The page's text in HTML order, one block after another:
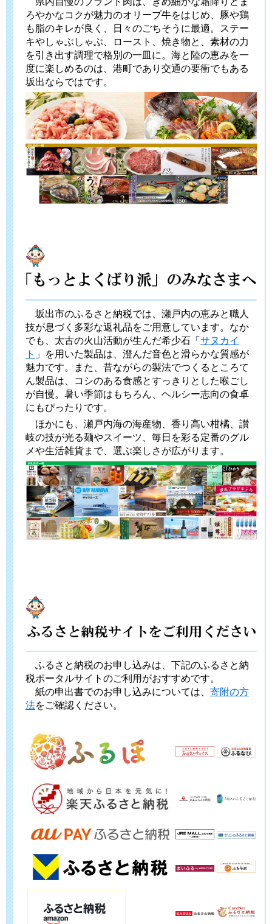
ろやかなコクが魅力のオリーブ牛をはじめ、豚や鶏
も脂のキレが良く、日々のごちそうに最適。ステー
キやしゃぶしゃぶ、ロースト、焼き物と、素材の力
を引き出す調理で格別の一皿に。海と陸の恵みを一
度に楽しめるのは、港町であり交通の要衝でもある
坂出ならではです。
坂出市のふるさと納税では、瀬戸内の恵みと職人
技が息づく多彩な返礼品をご用意しています。なか
でも、太古の火山活動が生んだ希少石「 サヌカイ
ト 」を用いた製品は、澄んだ音色と滑らかな質感が
魅力です。また、昔ながらの製法でつくるところて
ん製品は、コシのある食感とすっきりとした喉ごし
が自慢。暑い季節はもちろん、ヘルシー志向の食卓
にもぴったりです。
ほかにも、瀬戸内海の海産物、香り高い柑橘、讃
岐の技が光る麺やスイーツ、毎日を彩る定番のグル
メや生活雑貨まで、選ぶ楽しさが広がります。
ふるさと納税のお申し込みは、下記のふるさと納
税ポータルサイトのご利用がおすすめです。
紙の申出書でのお申し込みについては、 寄附の方
法をご確認ください。